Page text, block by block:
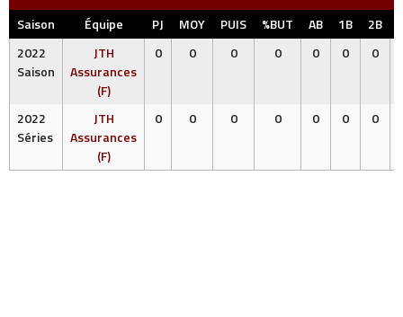
Saison Équipe PJ MOY PUIS %BUT AB 1B 2B
2022
Saison
JTH
Assurances
(F)
0 0 0 0 0 0 0
2022
Séries
JTH
Assurances
(F)
0 0 0 0 0 0 0